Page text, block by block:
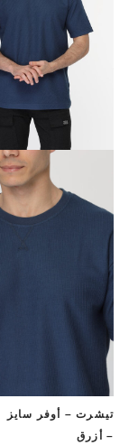
تيشرت – أوفر سايز
– أزرق